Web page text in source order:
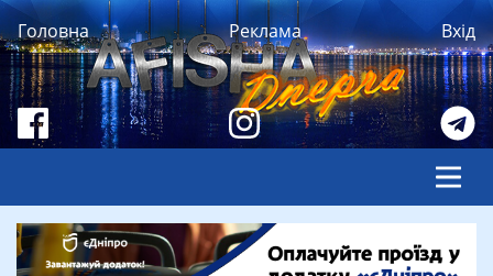
Головна Реклама Вхід